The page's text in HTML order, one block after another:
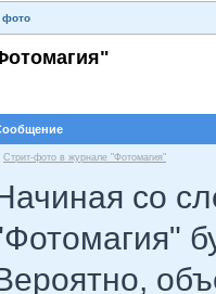
фото
Стрит-фото в журнале "Фотомагия"
со